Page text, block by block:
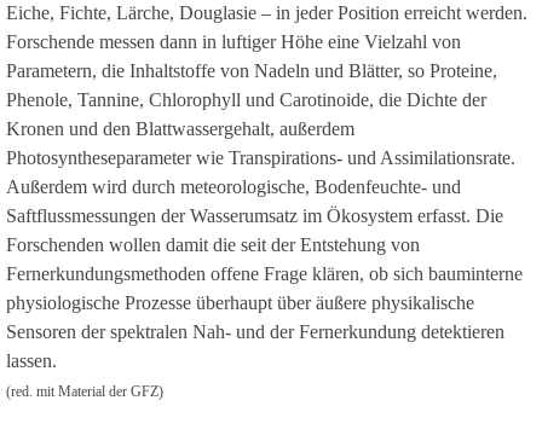
Eiche, Fichte, Lärche, Douglasie – in jeder Position erreicht werden.
Forschende messen dann in luftiger Höhe eine Vielzahl von
Parametern, die Inhaltstoffe von Nadeln und Blätter, so Proteine,
Phenole, Tannine, Chlorophyll und Carotinoide, die Dichte der
Kronen und den Blattwassergehalt, außerdem
Photosyntheseparameter wie Transpirations- und Assimilationsrate.
Außerdem wird durch meteorologische, Bodenfeuchte- und
Saftflussmessungen der Wasserumsatz im Ökosystem erfasst. Die
Forschenden wollen damit die seit der Entstehung von
Fernerkundungsmethoden offene Frage klären, ob sich bauminterne
physiologische Prozesse überhaupt über äußere physikalische
Sensoren der spektralen Nah- und der Fernerkundung detektieren
lassen.
(red. mit Material der GFZ)